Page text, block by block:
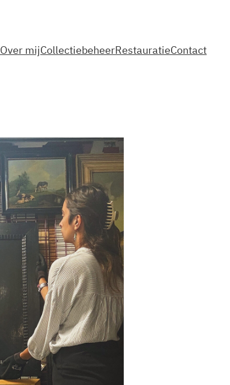
Over mijCollectiebeheerRestauratieContact